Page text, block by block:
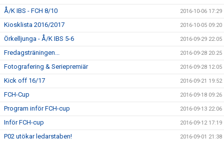
Å/K IBS - FCH 8/10 2016-10-06 17:29
Kiosklista 2016/2017 2016-10-05 09:20
Örkelljunga - Å/K IBS 5-6 2016-09-29 22:05
Fredagsträningen... 2016-09-28 20:25
Fotografering & Seriepremiär 2016-09-28 12:05
Kick off 16/17 2016-09-21 19:52
FCH-Cup 2016-09-18 09:26
Program inför FCH-cup 2016-09-13 22:06
Inför FCH-cup 2016-09-12 17:19
P02 utökar ledarstaben! 2016-09-01 21:38